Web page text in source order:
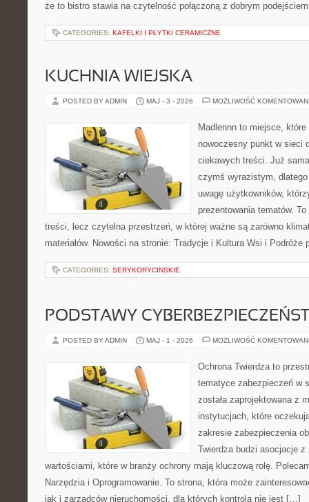
że to bistro stawia na czytelność połączoną z dobrym
CATEGORIES: KAFELKI I PŁYTKI CERAMICZNE
KUCHNIA WIEJSKA
POSTED BY ADMIN MAJ - 3 - 2026 MOŻLIWOŚĆ
Madlennn to miejsce,
nowoczesny punkt w sieci
ciekawych treści. Już
czymś wyrazistym,
uwagę użytkowników,
prezentowania tematów.
treści, lecz czytelna przestrzeń, w której ważne są zarówno
materiałów. Nowości na stronie: Tradycje i Kultura Wsi i
CATEGORIES: SERYKORYCINSKIE
PODSTAWY
POSTED BY ADMIN MAJ - 1 - 2026 MOŻLIWOŚĆ
Ochrona Twierdza to
tematyce zabezpieczeń w
została zaprojektowana z
instytucjach, które
zakresie zabezpieczenia
Twierdza budzi asocjacje
wartościami, które w branży ochrony mają kluczową rolę.
Narzędzia i Oprogramowanie. To strona, która może
jak i zarządców nieruchomości, dla których kontrola nie jest […]